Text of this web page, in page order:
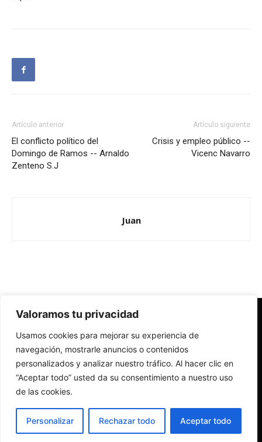
Valoramos tu privacidad
Usamos cookies para mejorar su experiencia de
navegación, mostrarle anuncios o contenidos
personalizados y analizar nuestro tráfico. Al hacer clic en
“Aceptar todo” usted da su consentimiento a nuestro uso
de las cookies.
Personalizar Rechazar todo Aceptar todo
Artículo anterior
El conflicto político del
Domingo de Ramos -- Arnaldo
Zenteno S.J
Artículo siguiente
Crisis y empleo público --
Vicenc Navarro
Juan
Redes Cristianas
Una mirada alternativa sobre la Iglesia católica y la sociedad
- Colectivos de Redes Cristianas